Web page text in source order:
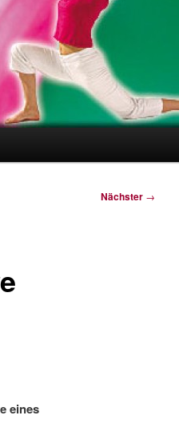
Nächster →
eines